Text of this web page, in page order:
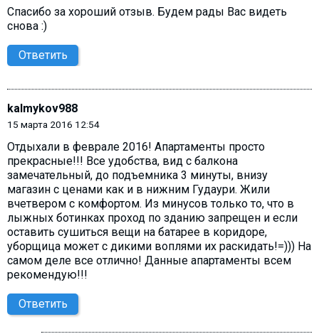
Спасибо за хороший отзыв. Будем рады Вас видеть
снова :)
Ответить
kalmykov988
15 марта 2016 12:54
Отдыхали в феврале 2016! Апартаменты просто
прекрасные!!! Все удобства, вид с балкона
замечательный, до подъемника 3 минуты, внизу
магазин с ценами как и в нижним Гудаури. Жили
вчетвером с комфортом. Из минусов только то, что в
лыжных ботинках проход по зданию запрещен и если
оставить сушиться вещи на батарее в коридоре,
уборщица может с дикими воплями их раскидать!=))) На
самом деле все отлично! Данные апартаменты всем
рекомендую!!!
Ответить